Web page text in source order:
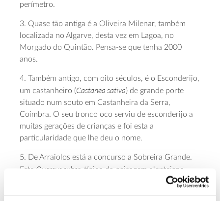
perímetro.
3. Quase tão antiga é a Oliveira Milenar, também
localizada no Algarve, desta vez em Lagoa, no
Morgado do Quintão. Pensa-se que tenha 2000
anos.
4. Também antigo, com oito séculos, é o Esconderijo,
um castanheiro (Castanea sativa) de grande porte
situado num souto em Castanheira da Serra,
Coimbra. O seu tronco oco serviu de esconderijo a
muitas gerações de crianças e foi esta a
particularidade que lhe deu o nome.
5. De Arraiolos está a concurso a Sobreira Grande.
Este Quercus suber, típico da paisagem alentejana,
apesar de não ser das árvores de maior porte a